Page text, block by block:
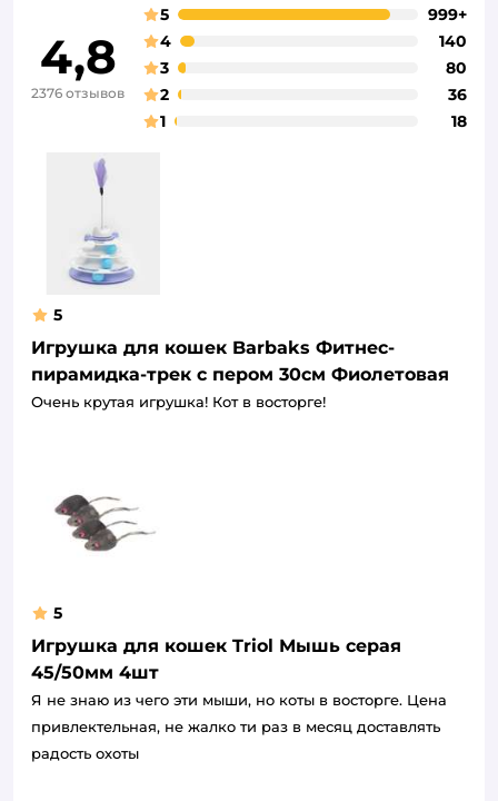
4,8
2376 отзывов
5
999+
4
140
3
80
2
36
1
18
5
Игрушка для кошек Barbaks Фитнес-
пирамидка-трек с пером 30см Фиолетовая
Очень крутая игрушка! Кот в восторге!
5
Игрушка для кошек Triol Мышь серая
45/50мм 4шт
Я не знаю из чего эти мыши, но коты в восторге. Цена
привлектельная, не жалко ти раз в месяц доставлять
радость охоты